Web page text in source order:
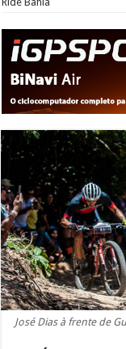
José Dias à frente de